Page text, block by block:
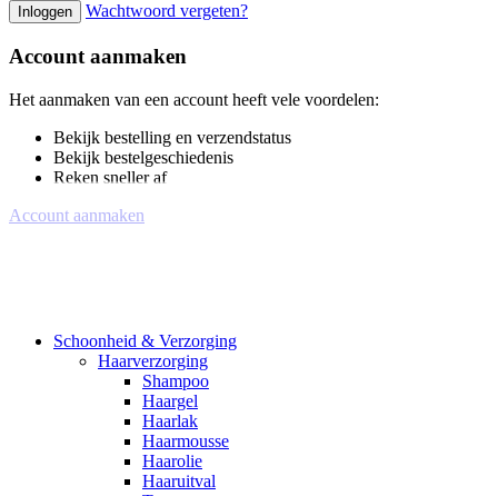
Inloggen Wachtwoord vergeten?
Account aanmaken
Het aanmaken van een account heeft vele voordelen:
Bekijk bestelling en verzendstatus
Bekijk bestelgeschiedenis
Reken sneller af
Account aanmaken
Schoonheid & Verzorging
Haarverzorging
Shampoo
Haargel
Haarlak
Haarmousse
Haarolie
Haaruitval